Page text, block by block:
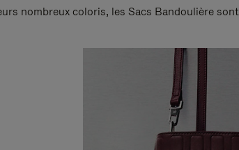
nombreux coloris, les Sacs Bandoulière